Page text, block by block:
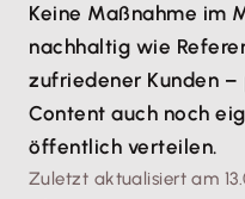
Keine Maßnahme im
nachhaltig wie
zufriedener Kunden
Content auch noch
öffentlich verteilen.
Zuletzt aktualisiert am